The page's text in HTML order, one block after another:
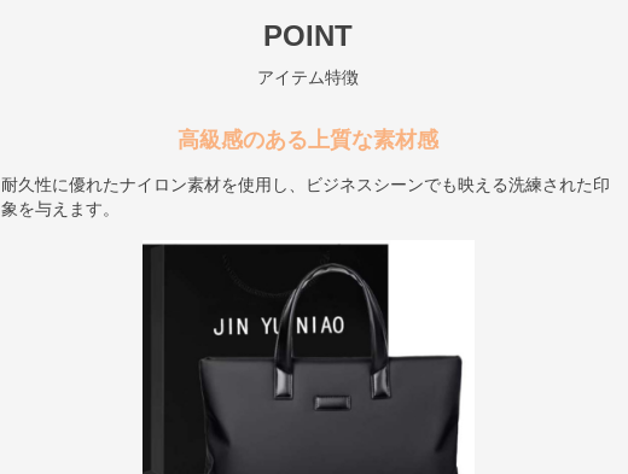
POINT
アイテム特徴
高級感のある上質な素材感
耐久性に優れたナイロン素材を使用し、ビジネスシーンでも映える洗練された印
象を与えます。